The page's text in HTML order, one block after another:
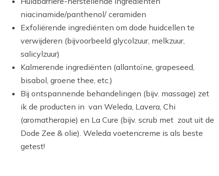
niacinamide/panthenol/ ceramiden
Exfoliërende ingrediënten om dode huidcellen te
verwijderen (bijvoorbeeld glycolzuur, melkzuur,
salicylzuur)
Kalmerende ingrediënten (allantoïne, grapeseed,
bisabol, groene thee, etc.)
Bij ontspannende behandelingen (bijv. massage) zet
ik de producten in van Weleda, Lavera, Chi
(aromatherapie) en La Cure (bijv. scrub met zout uit de
Dode Zee & olie). Weleda voetencreme is als beste
getest!